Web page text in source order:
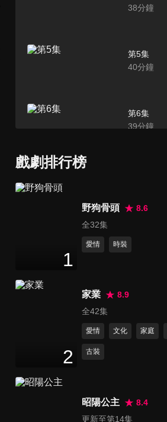
38分鐘
第5集
40分鐘
第6集
39分鐘
第9集
第11集
戲劇排行榜
1
野狗骨頭
8.6
全32集
愛情 時裝
2
家業
8.9
全42集
愛情 文化 家庭
古裝
昭陽公主
8.4
更新至第14集